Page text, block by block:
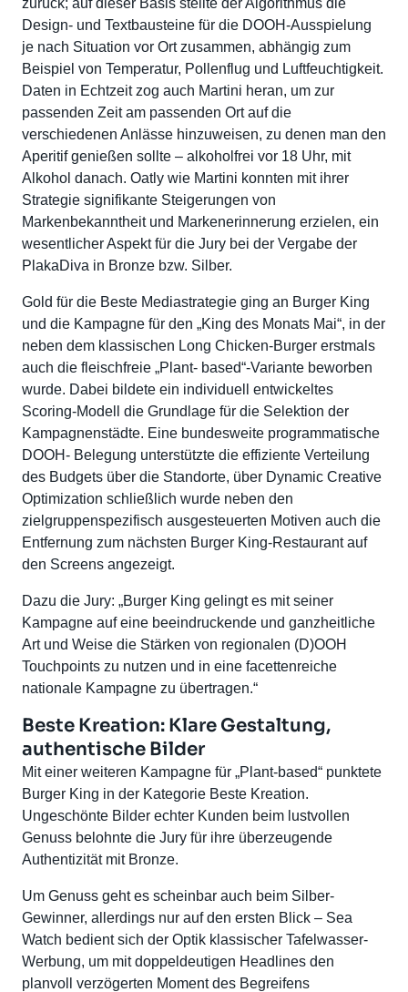
zurück; auf dieser Basis stellte der Algorithmus die
Design- und Textbausteine für die DOOH-Ausspielung
je nach Situation vor Ort zusammen, abhängig zum
Beispiel von Temperatur, Pollenflug und Luftfeuchtigkeit.
Daten in Echtzeit zog auch Martini heran, um zur
passenden Zeit am passenden Ort auf die
verschiedenen Anlässe hinzuweisen, zu denen man den
Aperitif genießen sollte – alkoholfrei vor 18 Uhr, mit
Alkohol danach. Oatly wie Martini konnten mit ihrer
Strategie signifikante Steigerungen von
Markenbekanntheit und Markenerinnerung erzielen, ein
wesentlicher Aspekt für die Jury bei der Vergabe der
PlakaDiva in Bronze bzw. Silber.
Gold für die Beste Mediastrategie ging an Burger King
und die Kampagne für den „King des Monats Mai“, in der
neben dem klassischen Long Chicken-Burger erstmals
auch die fleischfreie „Plant- based“-Variante beworben
wurde. Dabei bildete ein individuell entwickeltes
Scoring-Modell die Grundlage für die Selektion der
Kampagnenstädte. Eine bundesweite programmatische
DOOH- Belegung unterstützte die effiziente Verteilung
des Budgets über die Standorte, über Dynamic Creative
Optimization schließlich wurde neben den
zielgruppenspezifisch ausgesteuerten Motiven auch die
Entfernung zum nächsten Burger King-Restaurant auf
den Screens angezeigt.
Dazu die Jury: „Burger King gelingt es mit seiner
Kampagne auf eine beeindruckende und ganzheitliche
Art und Weise die Stärken von regionalen (D)OOH
Touchpoints zu nutzen und in eine facettenreiche
nationale Kampagne zu übertragen.“
Beste Kreation: Klare Gestaltung,
authentische Bilder
Mit einer weiteren Kampagne für „Plant-based“ punktete
Burger King in der Kategorie Beste Kreation.
Ungeschönte Bilder echter Kunden beim lustvollen
Genuss belohnte die Jury für ihre überzeugende
Authentizität mit Bronze.
Um Genuss geht es scheinbar auch beim Silber-
Gewinner, allerdings nur auf den ersten Blick – Sea
Watch bedient sich der Optik klassischer Tafelwasser-
Werbung, um mit doppeldeutigen Headlines den
planvoll verzögerten Moment des Begreifens